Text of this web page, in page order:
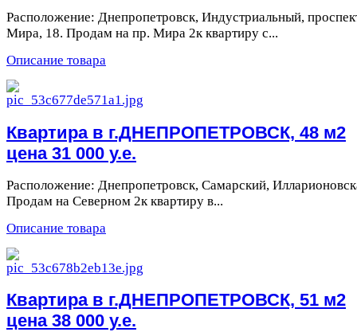
Расположение: Днепропетровск, Индустриальный,
Мира, 18. Продам на пр. Мира 2к квартиру с...
Описание товара
Квартира в г.ДНЕПРОПЕТРОВСК, 48 м2
цена 31 000 у.е.
Расположение: Днепропетровск, Самарский,
Продам на Северном 2к квартиру в...
Описание товара
Квартира в г.ДНЕПРОПЕТРОВСК, 51 м2
цена 38 000 у.е.